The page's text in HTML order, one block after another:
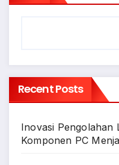
Recent Posts
Inovasi Pengolahan
Komponen PC